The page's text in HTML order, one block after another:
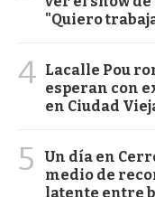
"Quiero
4 Lacalle Pou
esperan con
en Ciudad
5
Un día en
medio de
latente entre